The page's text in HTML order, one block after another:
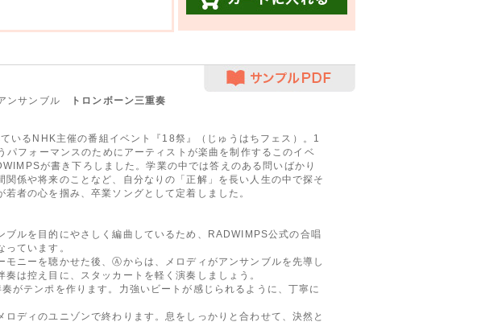
ンサンブル トロンボーン三重奏
いるNHK主催の番組イベント『18祭』（じゅうはちフェス）。1
パフォーマンスのためにアーティストが楽曲を制作するこのイベ
が書き下ろしました。学業の中では答えのある問いばかり
関係や将来のことなど、自分なりの「正解」を長い人生の中で探そ
若者の心を掴み、卒業ソングとして定着しました。
ルを目的にやさしく編曲しているため、RADWIMPS公式の合唱
っています。
ニーを聴かせた後、Ⓐからは、メロディがアンサンブルを先導し
奏は控え目に、スタッカートを軽く演奏しましょう。
がテンポを作ります。力強いビートが感じられるように、丁寧に
ディのユニゾンで終わります。息をしっかりと合わせて、決然と